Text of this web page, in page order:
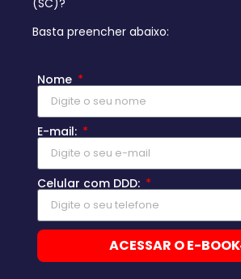
(SC)?
Basta preencher abaixo:
Nome
E-mail:
Celular com DDD:
ACESSAR O E-BOOK